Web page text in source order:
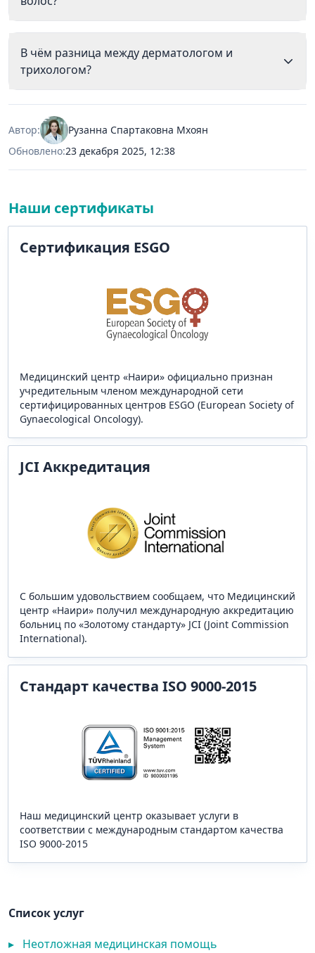
В чём разница между дерматологом и
трихологом?
Автор:
Рузанна Спартаковна Мхоян
Обновлено:23 декабря 2025, 12:38
Наши сертификаты
Сертификация ESGO
Медицинский центр «Наири» официально признан
учредительным членом международной сети
сертифицированных центров ESGO (European Society of
Gynaecological Oncology).
JCI Аккредитация
С большим удовольствием сообщаем, что Медицинский
центр «Наири» получил международную аккредитацию
больниц по «Золотому стандарту» JCI (Joint Commission
International).
Стандарт качества ISO 9000-2015
Наш медицинский центр оказывает услуги в
соответствии с международным стандартом качества
ISO 9000-2015
Список услуг
▸ Неотложная медицинская помощь